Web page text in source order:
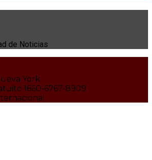
de Noticias
York
1660-6767-8909